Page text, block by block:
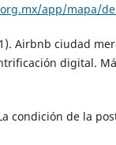
app/mapa/
Airbnb ciudad
digital.
condición de la